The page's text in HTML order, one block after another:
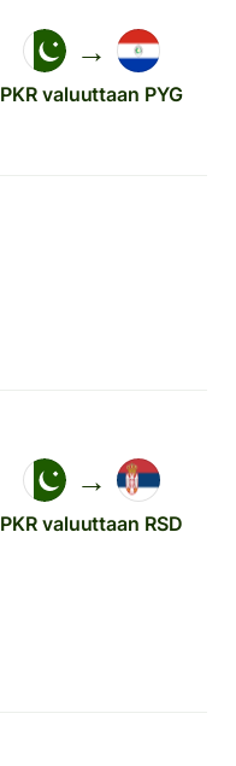
→
PKR valuuttaan PYG
→
PKR valuuttaan RSD